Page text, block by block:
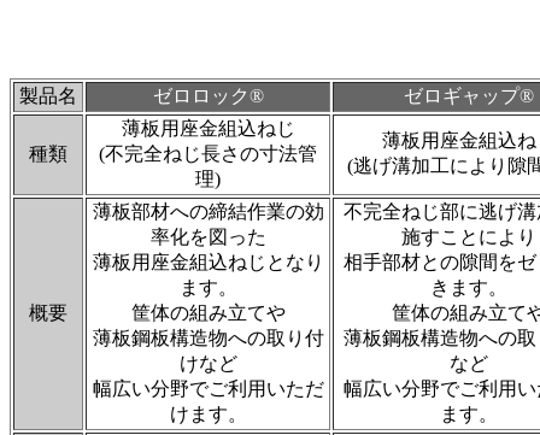
製品名 ゼロロック® ゼロギャップ®
種類
薄板用座金組込ねじ
(不完全ねじ長さの寸法管
理)
薄板用座金組込ね
(逃げ溝加工により隙
概要
薄板部材への締結作業の効
率化を図った
薄板用座金組込ねじとなり
ます。
筐体の組み立てや
薄板鋼板構造物への取り付
けなど
幅広い分野でご利用いただ
けます。
不完全ねじ部に逃げ
施すことにより
相手部材との隙間を
きます。
筐体の組み立て
薄板鋼板構造物への
など
幅広い分野でご利用
ます。